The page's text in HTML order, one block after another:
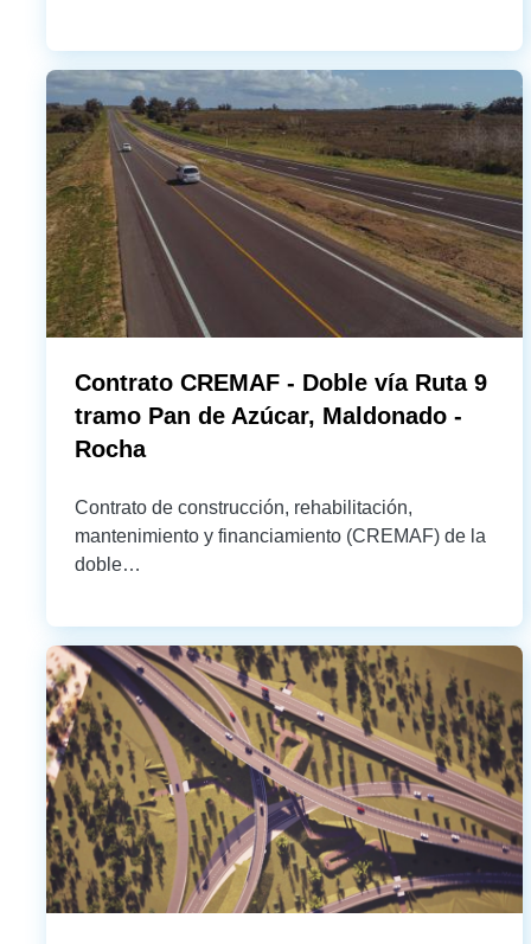
Contrato CREMAF - Doble vía Ruta 9
tramo Pan de Azúcar, Maldonado -
Rocha
Contrato de construcción, rehabilitación,
mantenimiento y financiamiento (CREMAF) de la
doble…